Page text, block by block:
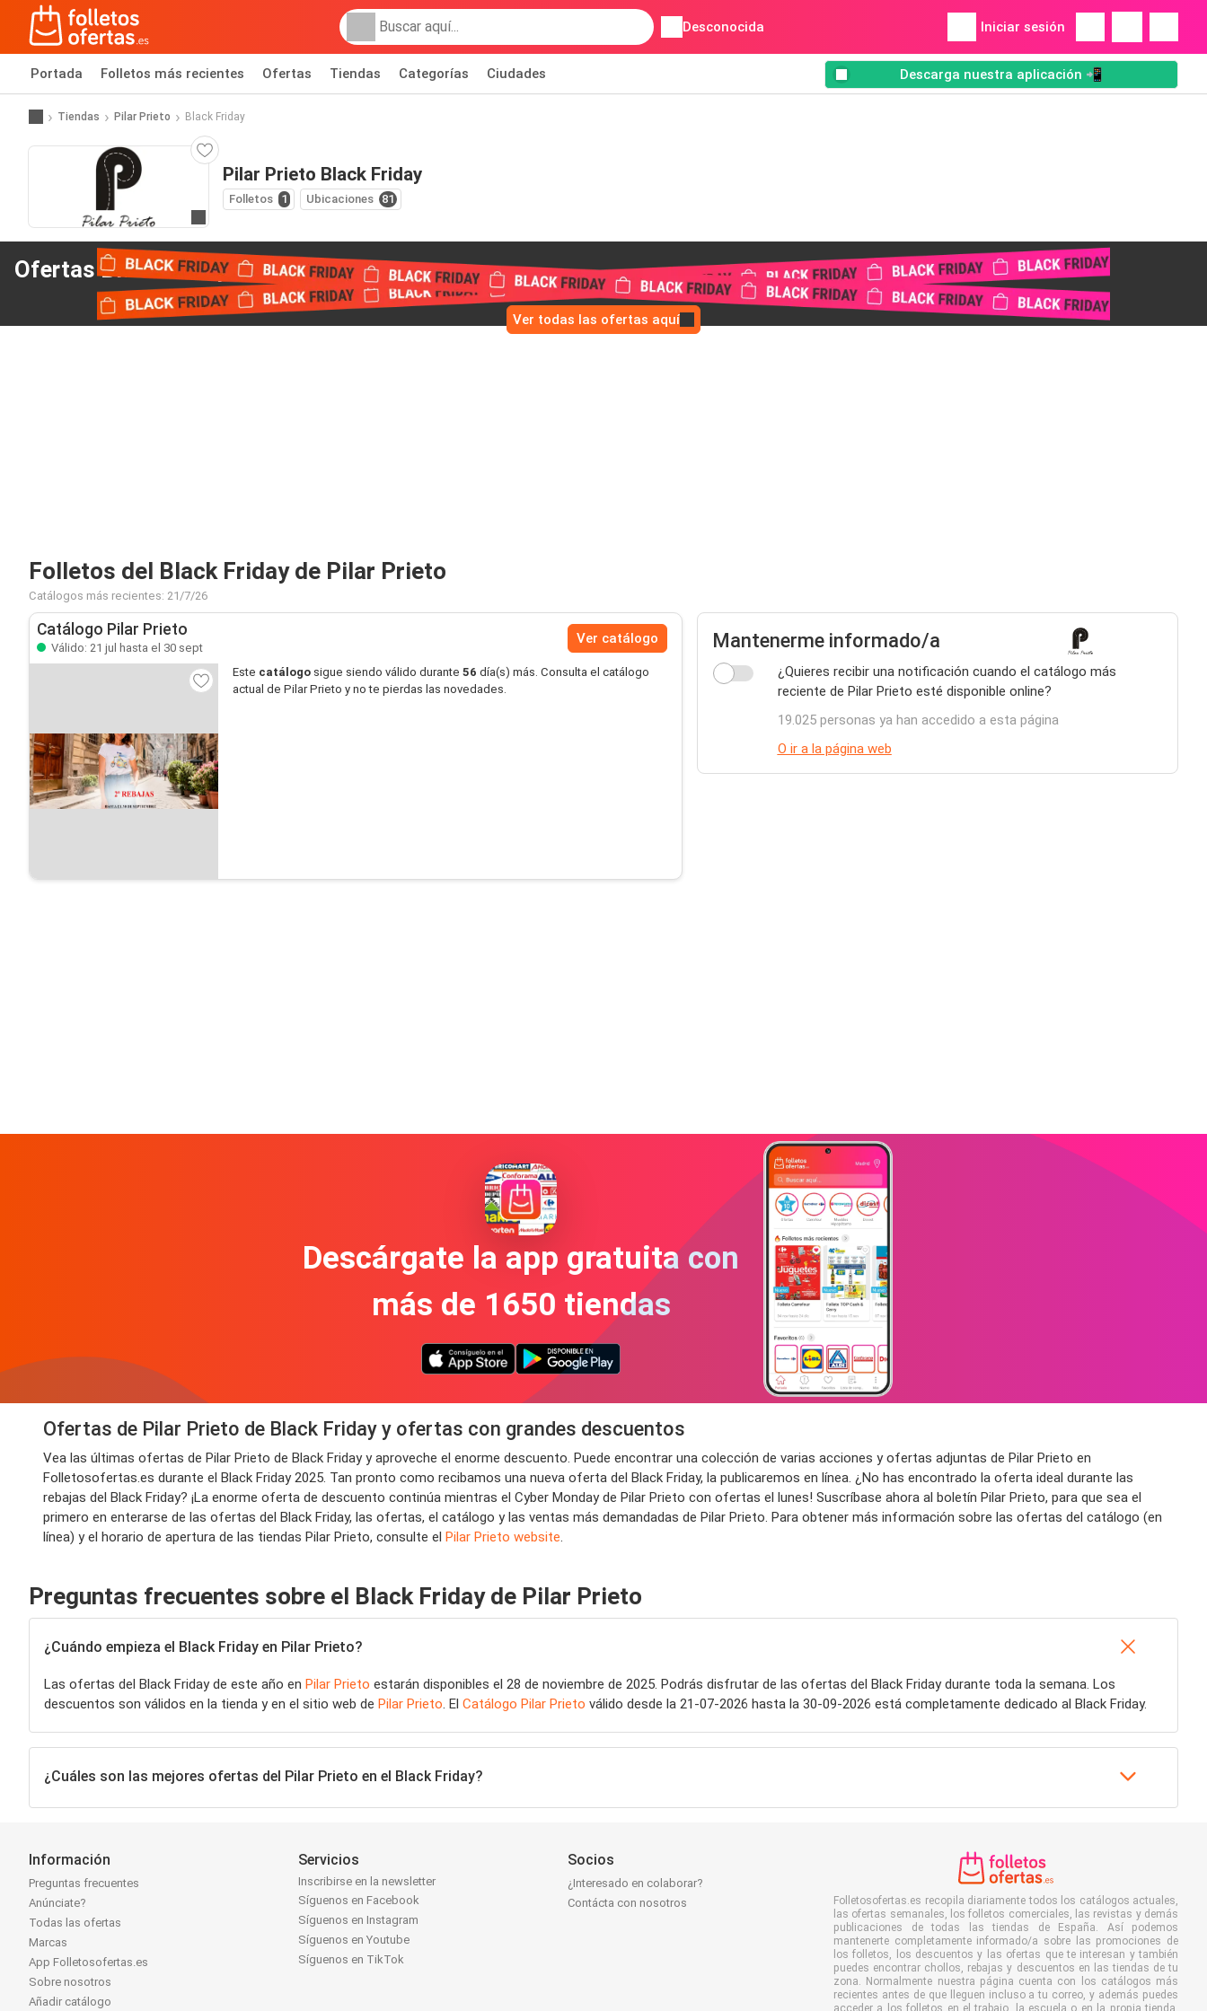
Desconocida Iniciar sesión
Portada Folletos más recientes Ofertas Tiendas Categorías Ciudades Descarga nuestra aplicación 📲
Tiendas Pilar Prieto Black Friday
Pilar Prieto Black Friday
Folletos 1 Ubicaciones 81
Ofertas Black Friday de Pilar Prieto
Ver todas las ofertas aquí
Folletos del Black Friday de Pilar Prieto
Catálogos más recientes: 21/7/26
Catálogo Pilar Prieto
Válido: 21 jul hasta el 30 sept
Ver catálogo
Este catálogo sigue siendo válido durante 56 día(s) más. Consulta el catálogo
actual de Pilar Prieto y no te pierdas las novedades.
Mantenerme informado/a
¿Quieres recibir una notificación cuando el catálogo más
reciente de Pilar Prieto esté disponible online?
19.025 personas ya han accedido a esta página
O ir a la página web
Descárgate la app gratuita con
más de 1650 tiendas
Ofertas de Pilar Prieto de Black Friday y ofertas con grandes descuentos
Vea las últimas ofertas de Pilar Prieto de Black Friday y aproveche el enorme descuento. Puede encontrar una colección de varias acciones y ofertas adjuntas de Pilar Prieto en
Folletosofertas.es durante el Black Friday 2025. Tan pronto como recibamos una nueva oferta del Black Friday, la publicaremos en línea. ¿No has encontrado la oferta ideal durante las
rebajas del Black Friday? ¡La enorme oferta de descuento continúa mientras el Cyber ​​Monday de Pilar Prieto con ofertas el lunes! Suscríbase ahora al boletín Pilar Prieto, para que sea el
primero en enterarse de las ofertas del Black Friday, las ofertas, el catálogo y las ventas más demandadas de Pilar Prieto. Para obtener más información sobre las ofertas del catálogo (en
línea) y el horario de apertura de las tiendas Pilar Prieto, consulte el Pilar Prieto website.
Preguntas frecuentes sobre el Black Friday de Pilar Prieto
¿Cuándo empieza el Black Friday en Pilar Prieto?
Las ofertas del Black Friday de este año en Pilar Prieto estarán disponibles el 28 de noviembre de 2025. Podrás disfrutar de las ofertas del Black Friday durante toda la semana. Los
descuentos son válidos en la tienda y en el sitio web de Pilar Prieto. El Catálogo Pilar Prieto válido desde la 21-07-2026 hasta la 30-09-2026 está completamente dedicado al Black Friday.
¿Cuáles son las mejores ofertas del Pilar Prieto en el Black Friday?
Información
Preguntas frecuentes
Anúnciate?
Todas las ofertas
Marcas
App Folletosofertas.es
Sobre nosotros
Añadir catálogo
Servicios
Inscribirse en la newsletter
Síguenos en Facebook
Síguenos en Instagram
Síguenos en Youtube
Síguenos en TikTok
Socios
¿Interesado en colaborar?
Contácta con nosotros
Folletosofertas.es recopila diariamente todos los catálogos actuales,
las ofertas semanales, los folletos comerciales, las revistas y demás
publicaciones de todas las tiendas de España. Así podemos
mantenerte completamente informado/a sobre las promociones de
los folletos, los descuentos y las ofertas que te interesan y también
puedes encontrar chollos, rebajas y descuentos en las tiendas de tu
zona. Normalmente nuestra página cuenta con los catálogos más
recientes antes de que lleguen incluso a tu correo, y además puedes
acceder a los folletos en el trabajo, la escuela o en la propia tienda.